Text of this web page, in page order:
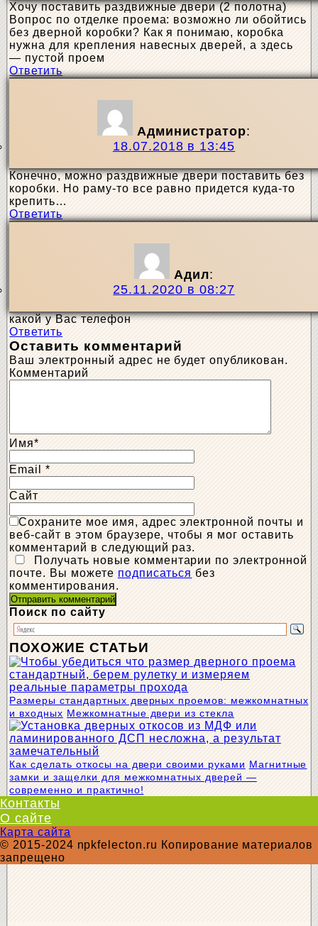
Хочу поставить раздвижные двери (2 полотна)
Вопрос по отделке проема: возможно ли обойтись
без дверной коробки? Как я понимаю, коробка
нужна для крепления навесных дверей, а здесь
— пустой проем
Ответить
Администратор:
18.07.2018 в 13:45
Конечно, можно раздвижные двери поставить без
коробки. Но раму-то все равно придется куда-то
крепить…
Ответить
Адил:
25.11.2020 в 08:27
какой у Вас телефон
Ответить
Оставить комментарий
Ваш электронный адрес не будет опубликован.
Комментарий
Имя*
Email*
Сайт
Сохраните мое имя, адрес электронной почты и
веб-сайт в этом браузере, чтобы я мог оставить
комментарий в следующий раз.
Получать новые комментарии по электронной
почте. Вы можете подписаться без
комментирования.
Поиск по сайту
ПОХОЖИЕ СТАТЬИ
Размеры стандартных дверных проемов: межкомнатных
и входных Межкомнатные двери из стекла
Как сделать откосы на двери своими руками Магнитные
замки и защелки для межкомнатных дверей —
современно и практично!
Контакты
О сайте
Карта сайта
© 2015-2024 npkfelecton.ru Копирование материалов
запрещено